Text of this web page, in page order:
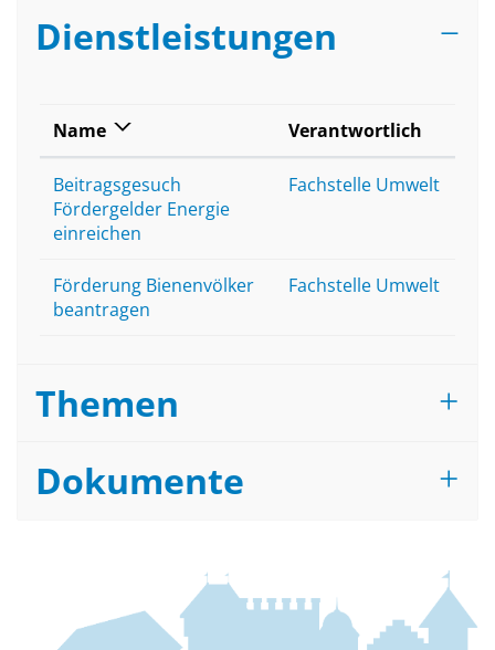
Dienstleistungen
Name Verantwortlich
Beitragsgesuch
Fördergelder Energie
einreichen
Fachstelle Umwelt
Förderung Bienenvölker
beantragen
Fachstelle Umwelt
Themen
Dokumente